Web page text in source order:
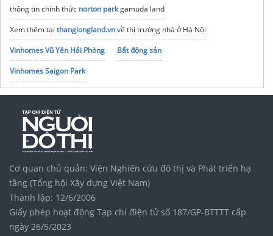
thông tin chính thức norton parkgamuda land
Xem thêm tại thanglongland.vnvề thị trường nhà ở Hà Nội
Vinhomes Vũ Yên Hải Phòng
Bất động sản
Vinhomes Saigon Park
Khu đô thịVinhomes Saigon Park
làng vân vingroup
Khi nào nên nghe dữ liệu hơn ý kiến cá nhân?
Chính sách mở bánsungroup bắc ninh
noxh K Home Avenue Nhơn Trạch
Tập đoàn Bcons Group
Cơ quan chủ quản: Viện Nghiên cứu đô thị và Phát triển hạ
tầng (Tổng hội Xây dựng Việt Nam)
Thành lập: 12/6/2006
Giấy phép hoạt động Tạp chí điện tử số 187/GP-BTTTT cấp
ngày 26/5/2023